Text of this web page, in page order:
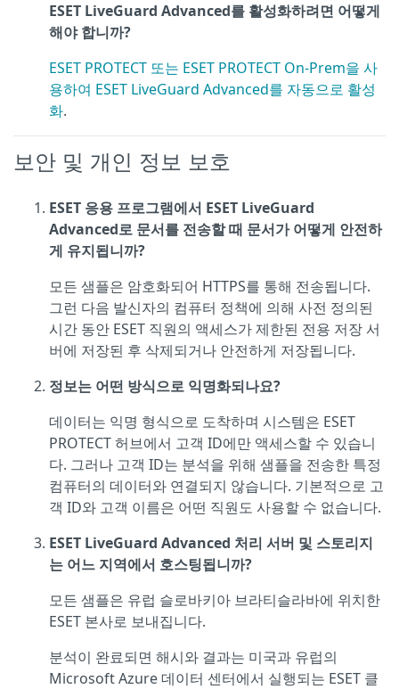
ESET LiveGuard Advanced를 활성화하려면 어떻게
해야 합니까?
ESET PROTECT 또는 ESET PROTECT On-Prem을 사
용하여 ESET LiveGuard Advanced를 자동으로 활성
화.
보안 및 개인 정보 보호
ESET 응용 프로그램에서 ESET LiveGuard
Advanced로 문서를 전송할 때 문서가 어떻게 안전하
게 유지됩니까?
모든 샘플은 암호화되어 HTTPS를 통해 전송됩니다.
그런 다음 발신자의 컴퓨터 정책에 의해 사전 정의된
시간 동안 ESET 직원의 액세스가 제한된 전용 저장 서
버에 저장된 후 삭제되거나 안전하게 저장됩니다.
정보는 어떤 방식으로 익명화되나요?
데이터는 익명 형식으로 도착하며 시스템은 ESET
PROTECT 허브에서 고객 ID에만 액세스할 수 있습니
다. 그러나 고객 ID는 분석을 위해 샘플을 전송한 특정
컴퓨터의 데이터와 연결되지 않습니다. 기본적으로 고
객 ID와 고객 이름은 어떤 직원도 사용할 수 없습니다.
ESET LiveGuard Advanced 처리 서버 및 스토리지
는 어느 지역에서 호스팅됩니까?
모든 샘플은 유럽 슬로바키아 브라티슬라바에 위치한
ESET 본사로 보내집니다.
분석이 완료되면 해시와 결과는 미국과 유럽의
Microsoft Azure 데이터 센터에서 실행되는 ESET 클